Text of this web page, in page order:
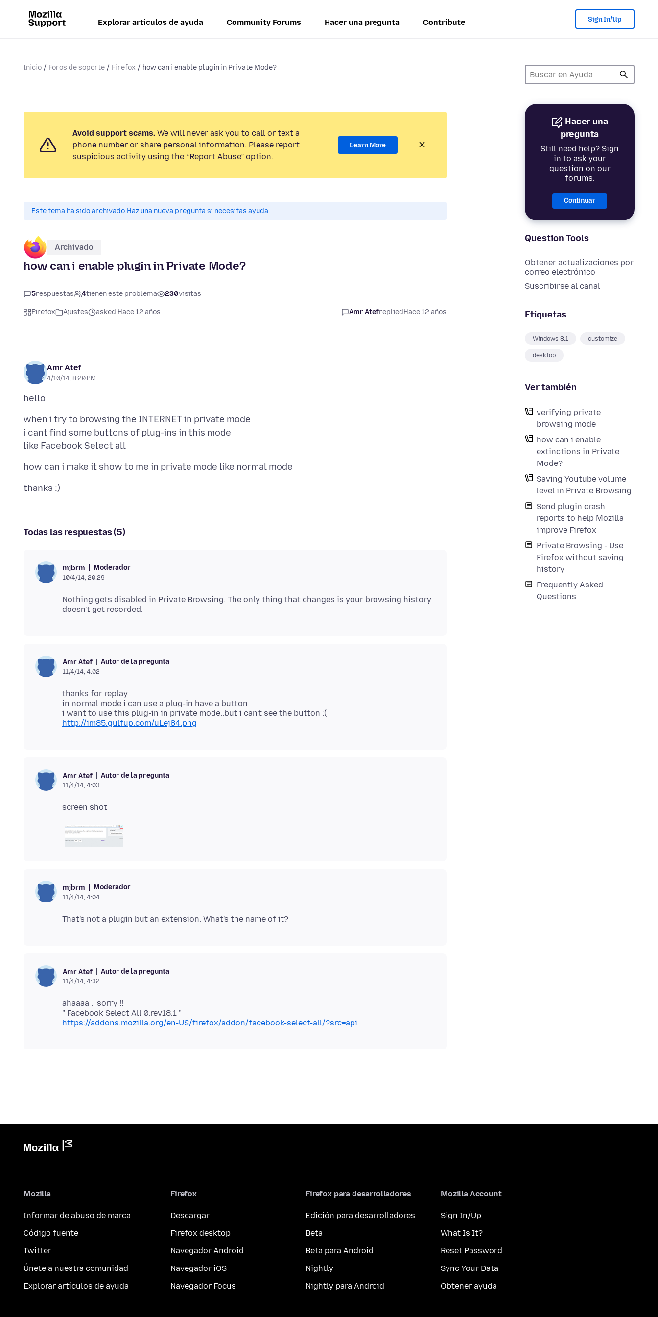
Explorar artículos de ayuda Community Forums Hacer una pregunta Contribute Sign In/Up
Inicio Foros de soporte Firefox how can i enable plugin in Private Mode?
Hacer una
pregunta
Still need help? Sign
in to ask your
question on our
forums.
Continuar
Question Tools
Obtener actualizaciones por
correo electrónico
Suscribirse al canal
Etiquetas
Windows 8.1 customize
desktop
Ver también
verifying private
browsing mode
how can i enable
extinctions in Private
Mode?
Saving Youtube volume
level in Private Browsing
Send plugin crash
reports to help Mozilla
improve Firefox
Private Browsing - Use
Firefox without saving
history
Frequently Asked
Questions
Avoid support scams. We will never ask you to call or text a
phone number or share personal information. Please report
suspicious activity using the “Report Abuse” option.
Learn More
Este tema ha sido archivado.Haz una nueva pregunta si necesitas ayuda.
Archivado
how can i enable plugin in Private Mode?
5respuestas 4tienen este problema 230visitas
Firefox Ajustes asked Hace 12 años Amr AtefrepliedHace 12 años
Amr Atef
4/10/14, 8:20 PM
when i try to browsing the INTERNET in private mode
i cant find some buttons of plug-ins in this mode
Todas las respuestas (5)
mjbrm Moderador
10/4/14, 20:29
Nothing gets disabled in Private Browsing. The only thing that changes is your browsing history
Amr Atef Autor de la pregunta
11/4/14, 4:02
thanks for replay
in normal mode i can use a plug-in have a button
http://im85.gulfup.com/uLej84.png
Amr Atef Autor de la pregunta
11/4/14, 4:03
mjbrm Moderador
11/4/14, 4:04
Amr Atef Autor de la pregunta
11/4/14, 4:32
ahaaaa .. sorry !!
https://addons.mozilla.org/en-US/firefox/addon/facebook-select-all/?src=api
Mozilla
Informar de abuso de marca
Código fuente
Twitter
Únete a nuestra comunidad
Explorar artículos de ayuda
Firefox
Descargar
Firefox desktop
Navegador Android
Navegador iOS
Navegador Focus
Firefox para desarrolladores
Edición para desarrolladores
Beta
Beta para Android
Nightly
Nightly para Android
Mozilla Account
Sign In/Up
What Is It?
Reset Password
Sync Your Data
Obtener ayuda